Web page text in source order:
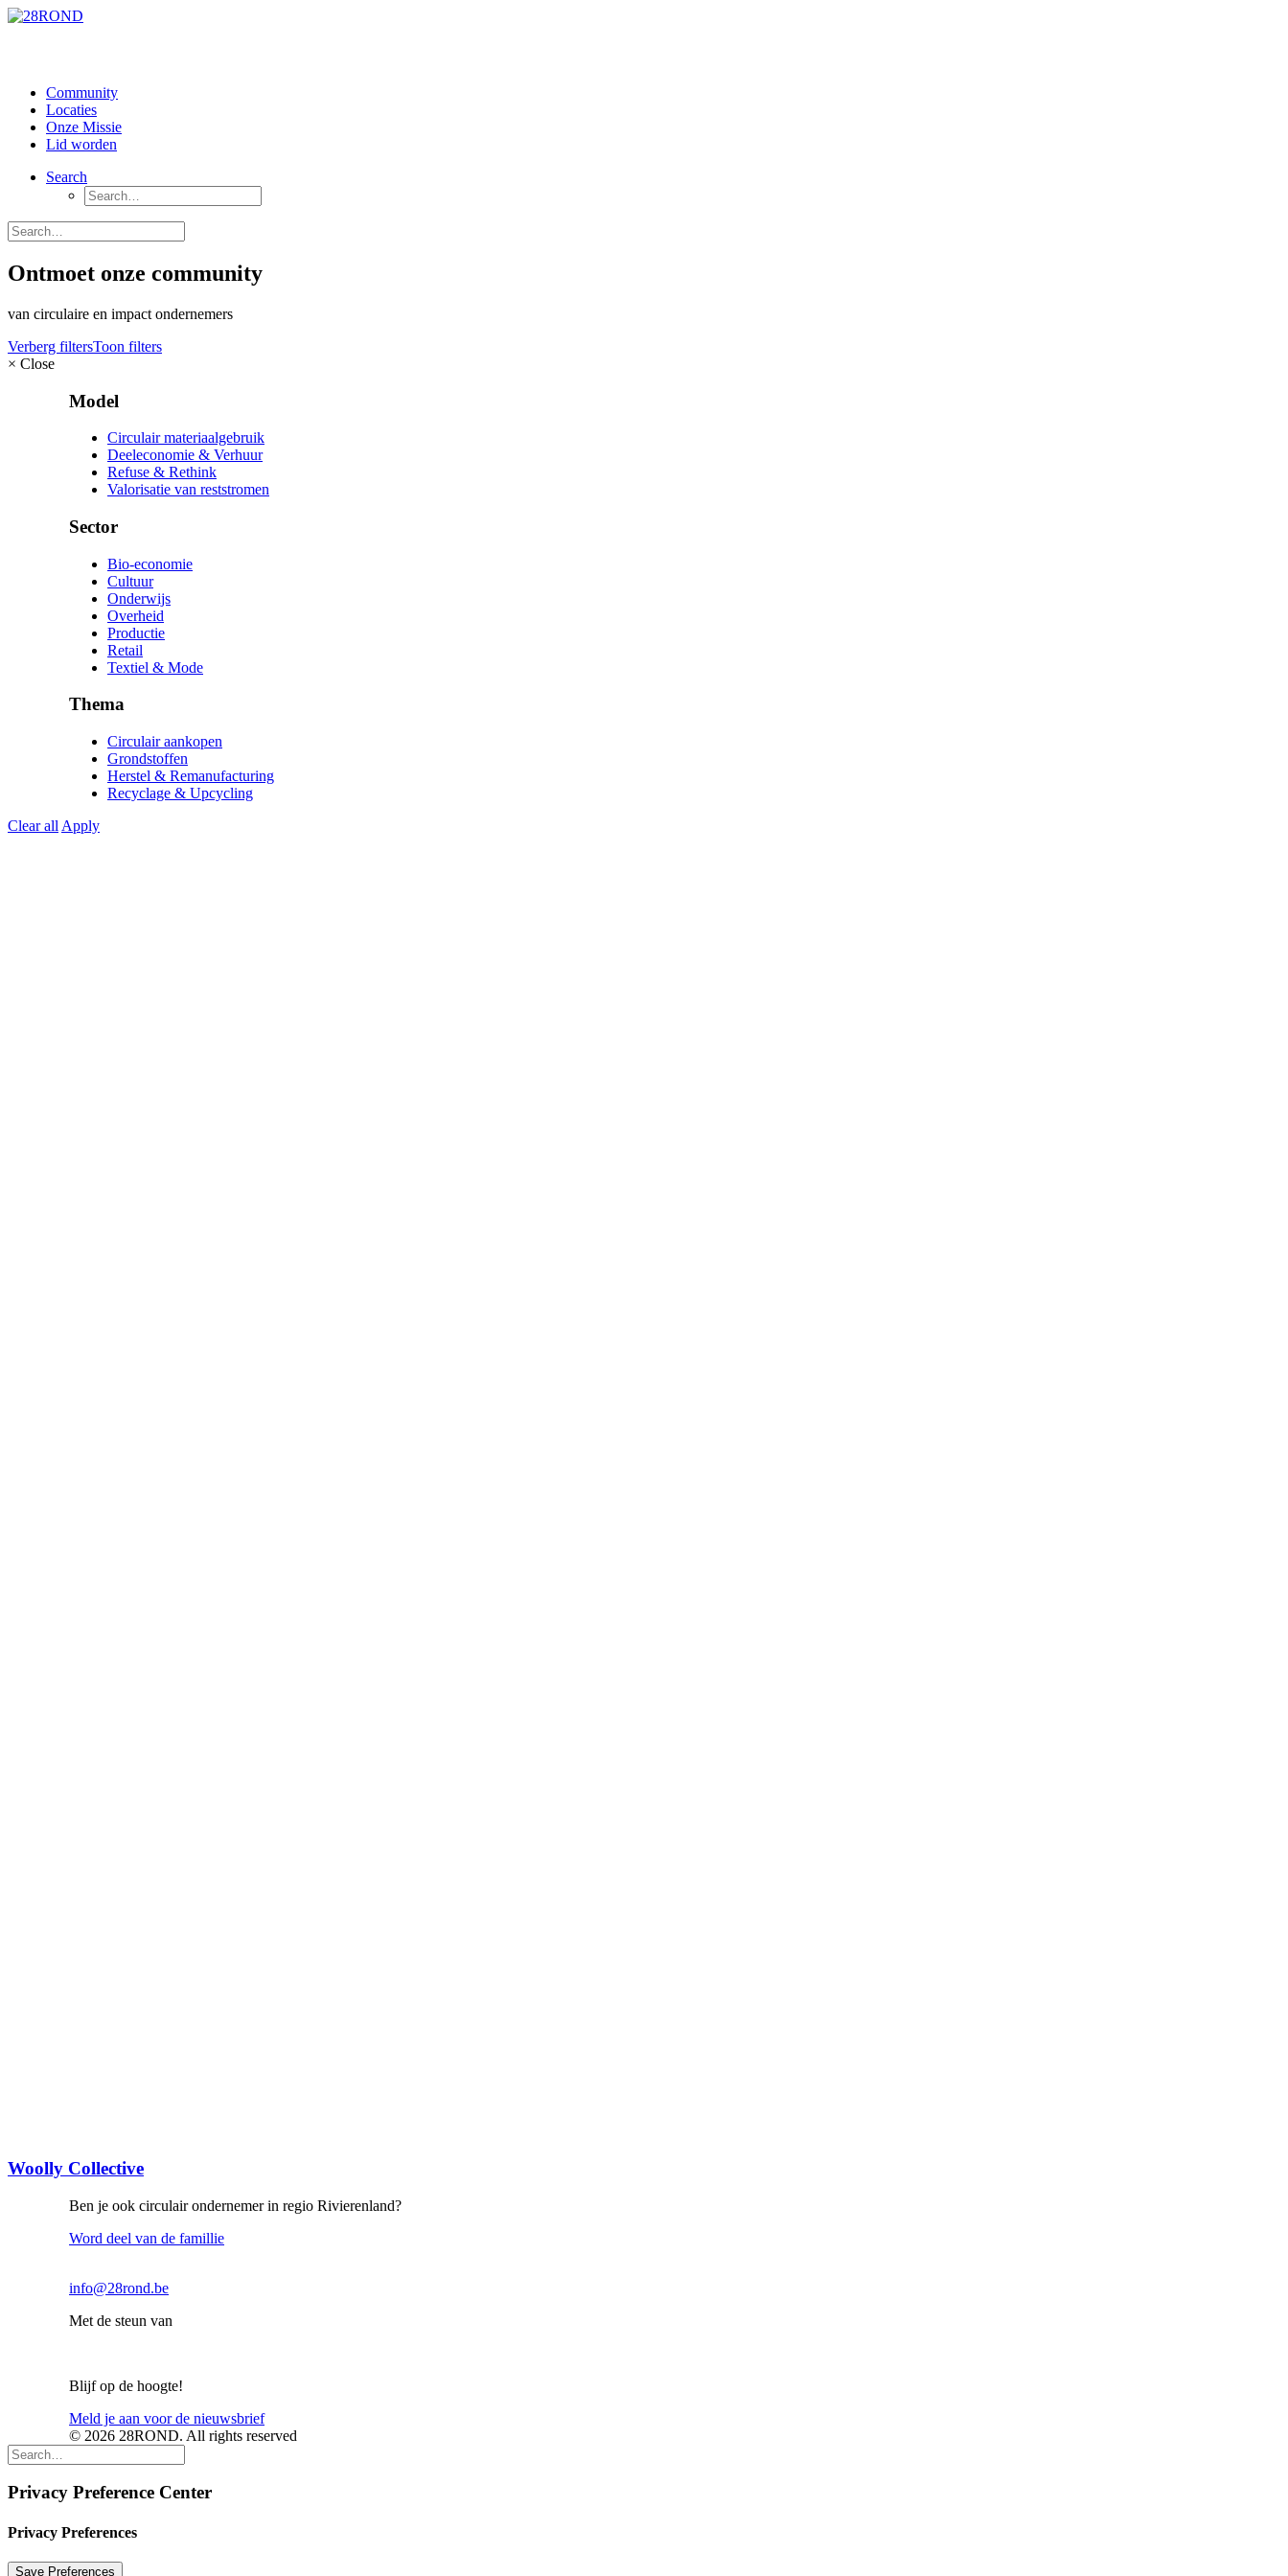
Community
Locaties
Onze Missie
Lid worden
Search
Ontmoet onze community
van circulaire en impact ondernemers
Verberg filtersToon filters
× Close
Model
Circulair materiaalgebruik
Deeleconomie & Verhuur
Refuse & Rethink
Valorisatie van reststromen
Sector
Bio-economie
Cultuur
Onderwijs
Overheid
Productie
Retail
Textiel & Mode
Thema
Circulair aankopen
Grondstoffen
Herstel & Remanufacturing
Recyclage & Upcycling
Clear all Apply
Woolly Collective
Ben je ook circulair ondernemer in regio Rivierenland?
Word deel van de famillie
info@28rond.be
Met de steun van
Blijf op de hoogte!
Meld je aan voor de nieuwsbrief
© 2026 28ROND. All rights reserved
Privacy Preference Center
Privacy Preferences